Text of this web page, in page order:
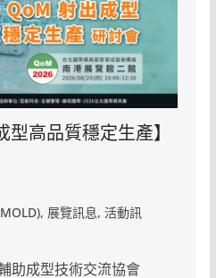
高品質穩定生產】
, 展覽訊息, 活動訊
助成型技術交流協會